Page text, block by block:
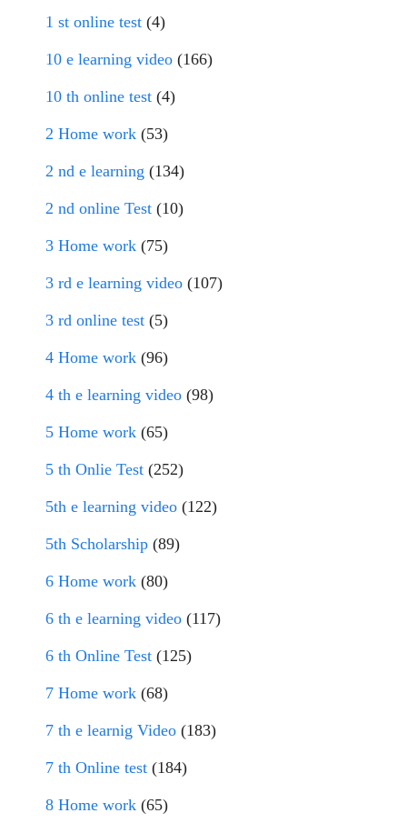
1 st online test (4)
10 e learning video (166)
10 th online test (4)
2 Home work (53)
2 nd e learning (134)
2 nd online Test (10)
3 Home work (75)
3 rd e learning video (107)
3 rd online test (5)
4 Home work (96)
4 th e learning video (98)
5 Home work (65)
5 th Onlie Test (252)
5th e learning video (122)
5th Scholarship (89)
6 Home work (80)
6 th e learning video (117)
6 th Online Test (125)
7 Home work (68)
7 th e learnig Video (183)
7 th Online test (184)
8 Home work (65)